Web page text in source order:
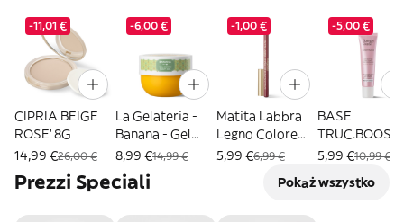
-11,01 €
CIPRIA BEIGE
ROSE' 8G
14,99 €26,00 €
-6,00 €
La Gelateria -
Banana - Gel
Corpo 200ml
8,99 €14,99 €
-1,00 €
Matita Labbra
Legno Colore
Rosso
5,99 €6,99 €
-5,00 €
BASE
TRUC.BOOST
IDR25
5,99 €10,99 €
Prezzi Speciali Pokaż wszystko